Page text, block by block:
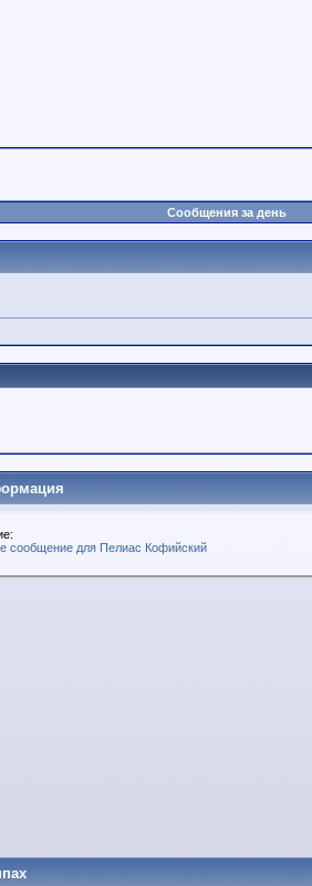
Сообщения за день
сообщение для Пелиас Кофийский